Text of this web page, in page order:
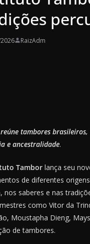
RaizAdm
reúne tambores
e ancestralidade.
Tambor lança seu
de diferentes
nos saberes e nas
como Vitor da
Moustapha Dieng,
de tambores.